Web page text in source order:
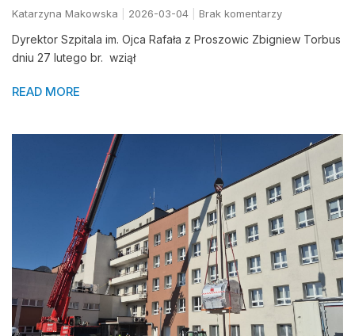
Katarzyna Makowska 2026-03-04 Brak komentarzy
Dyrektor Szpitala im. Ojca Rafała z Proszowic Zbigniew Torbus
dniu 27 lutego br. wziął
READ MORE